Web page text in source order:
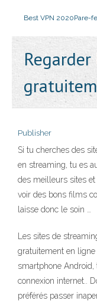
Best VPN 2020Pare-
Publisher
Si tu cherches des
en streaming, tu es
des meilleurs sites
voir des bons films
laisse donc le soin …
Les sites de
gratuitement en
smartphone
connexion internet..
préférés passer